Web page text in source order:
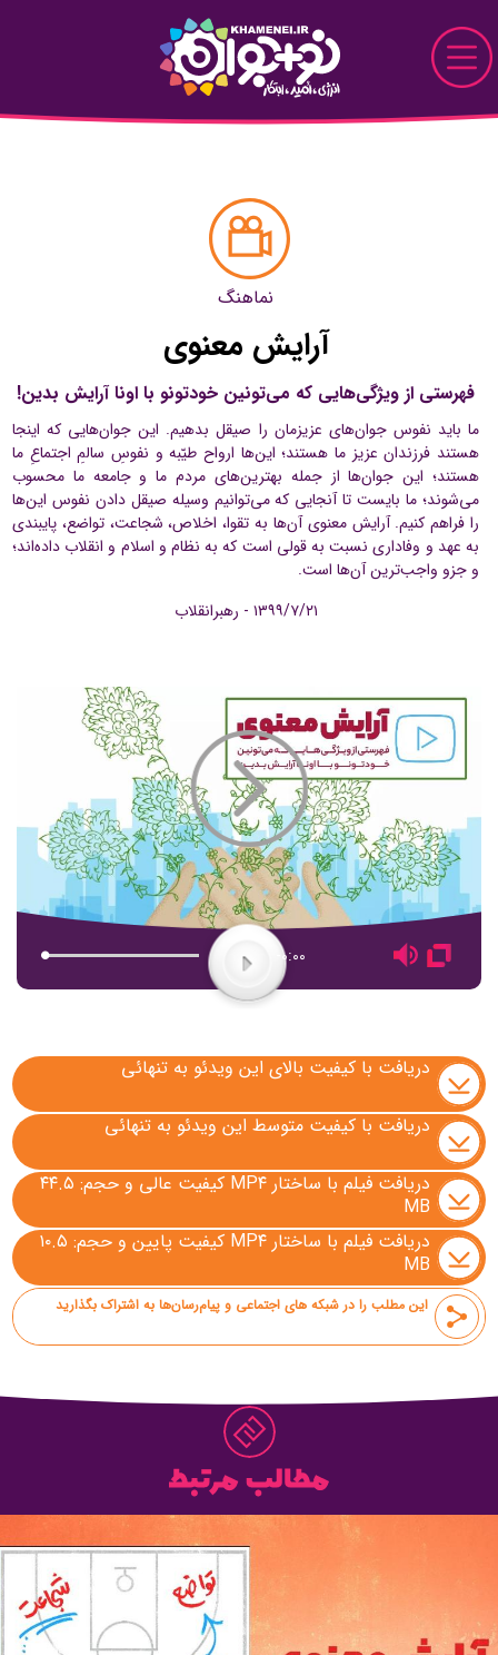
Skip to Main Content
خواندنی
تماشایی
شنیدنی
+ما
جستجو
نماهنگ
آرایش معنوی
فهرستی از ویژگی‌هایی که می‌تونین خودتونو با اونا آرایش بدین!
ما باید نفوس جوان‌های عزیزمان را صیقل بدهیم. این جوان‌هایی که اینجا
هستند فرزندان عزیز ما هستند؛ این‌ها ارواح طیّبه و نفوسِ سالمِ اجتماعِ ما
هستند؛ این جوان‌ها از جمله‌ بهترین‌های مردم ما و جامعه‌ ما محسوب
می‌شوند؛ ما بایست تا آنجایی که می‌توانیم وسیله‌ صیقل دادن نفوس این‌ها
را فراهم کنیم. آرایش معنوی آن‌ها به تقوا، اخلاص، شجاعت، تواضع، پایبندی
به عهد و وفاداری نسبت به قولی است که به نظام و اسلام و انقلاب داده‌اند؛
و جزو واجب‌ترین آن‌ها است.
۱۳۹۹/۷/۲۱ - رهبرانقلاب
Play
Video
Play
Mute
Loaded:
Progress: -0:00 Fullscreen
دریافت با کیفیت بالای این ویدئو به تنهائی
دریافت با کیفیت متوسط این ویدئو به تنهائی
دریافت فیلم با ساختار MP۴ کیفیت عالی و حجم: ۴۴.۵
MB
دریافت فیلم با ساختار MP۴ کیفیت پایین و حجم: ۱۰.۵
MB
این مطلب را در شبکه های اجتماعی و پیام‌رسان‌ها به اشتراک بگذارید